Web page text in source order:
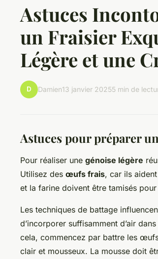
Astuces
un Fraisier
Légère et une
D Damien13 janvier 20255 min de
Astuces pour préparer
Pour réaliser une génoise légère
Utilisez des œufs frais, car ils
et la farine doivent être tamisés
Les techniques de battage
d’incorporer suffisamment d’air
cela, commencez par battre les
clair et mousseux. La mousse doit